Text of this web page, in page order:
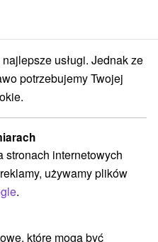
Jasná w
i
w
ofert.
Dolina Jasná
usługi. Jednak ze
potrzebujemy Twojej
internetowych
używamy plików
.
które mogą być